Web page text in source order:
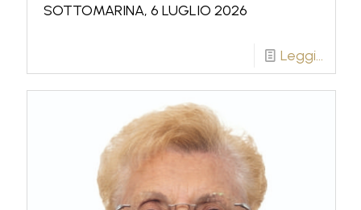
SOTTOMARINA, 6 LUGLIO 2026
Leggi...